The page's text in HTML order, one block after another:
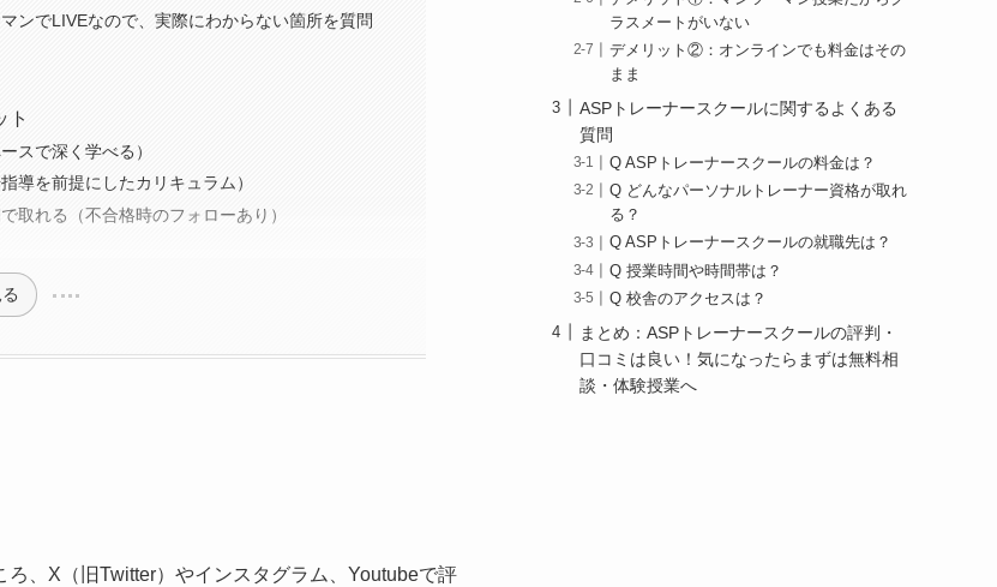
ンでLIVEなので、実際にわからない箇所を質問
ト
スで深く学べる）
導を前提にしたカリキュラム）
取れる（不合格時のフォローあり）
、X（旧Twitter）やインスタグラム、Youtubeで評
ラスメートがいない
デメリット②：オンラインでも料金はその
まま
ASPトレーナースクールに関するよくある
質問
Q ASPトレーナースクールの料金は？
Q どんなパーソナルトレーナー資格が取れ
る？
Q ASPトレーナースクールの就職先は？
Q 授業時間や時間帯は？
Q 校舎のアクセスは？
まとめ：ASPトレーナースクールの評判・
口コミは良い！気になったらまずは無料相
談・体験授業へ